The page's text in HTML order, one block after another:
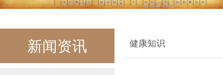
新闻资讯 健康知识